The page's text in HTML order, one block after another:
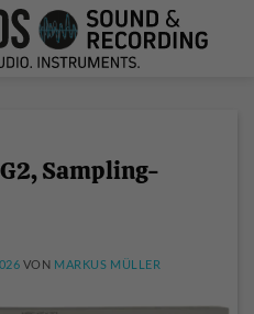
Sampling-
VON MARKUS MÜLLER